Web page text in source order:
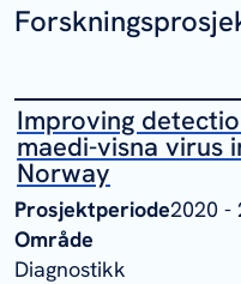
Improving
maedi-visna virus
Norway
Prosjektperiode2020 -
Område
Diagnostikk